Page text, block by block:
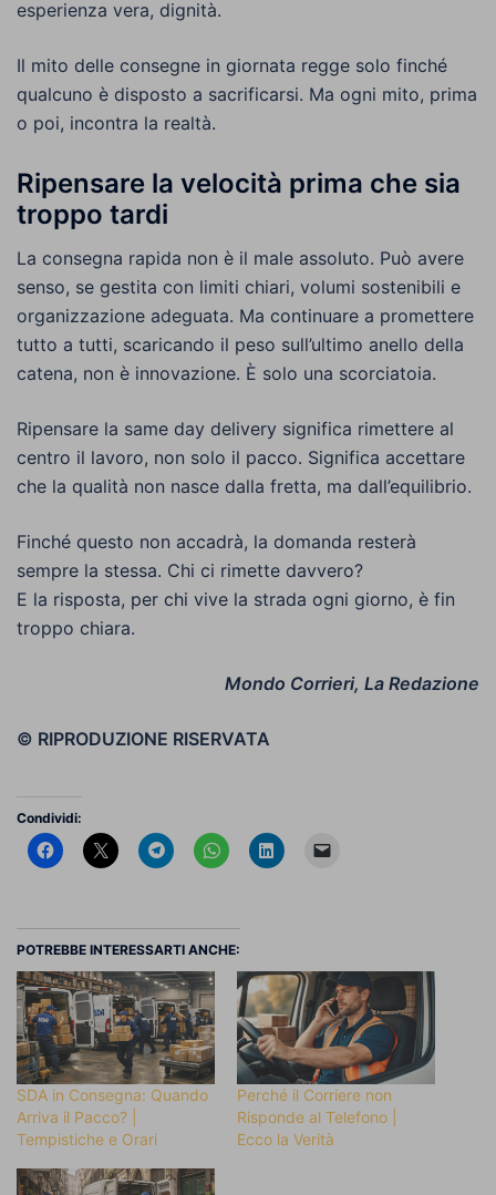
esperienza vera, dignità.
Il mito delle consegne in giornata regge solo finché
qualcuno è disposto a sacrificarsi. Ma ogni mito, prima
o poi, incontra la realtà.
Ripensare la velocità prima che sia
troppo tardi
La consegna rapida non è il male assoluto. Può avere
senso, se gestita con limiti chiari, volumi sostenibili e
organizzazione adeguata. Ma continuare a promettere
tutto a tutti, scaricando il peso sull’ultimo anello della
catena, non è innovazione. È solo una scorciatoia.
Ripensare la same day delivery significa rimettere al
centro il lavoro, non solo il pacco. Significa accettare
che la qualità non nasce dalla fretta, ma dall’equilibrio.
Finché questo non accadrà, la domanda resterà
sempre la stessa. Chi ci rimette davvero?
E la risposta, per chi vive la strada ogni giorno, è fin
troppo chiara.
Mondo Corrieri, La Redazione
© RIPRODUZIONE RISERVATA
Condividi:
POTREBBE INTERESSARTI ANCHE:
SDA in Consegna: Quando
Arriva il Pacco? |
Tempistiche e Orari
Perché il Corriere non
Risponde al Telefono |
Ecco la Verità